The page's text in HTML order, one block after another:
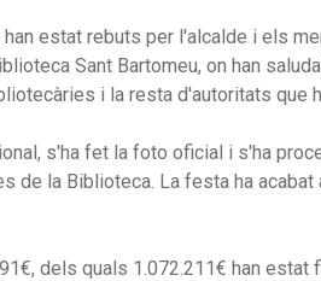
estat rebuts per l'alcalde i els
Sant Bartomeu, on han
i la resta d'autoritats que
s'ha fet la foto oficial i s'ha
de la Biblioteca. La festa ha acabat
dels quals 1.072.211€ han estat